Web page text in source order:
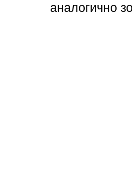
аналогично